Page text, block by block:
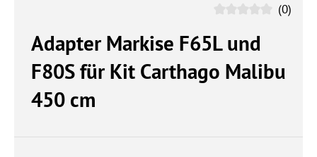
(0)
Adapter Markise F65L und
F80S für Kit Carthago Malibu
450 cm